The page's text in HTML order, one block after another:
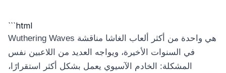
```html
Wuthering Waves هي واحدة من أكثر ألعاب الغاشا مناقشة
في السنوات الأخيرة، ويواجه العديد من اللاعبين نفس
المشكلة: الخادم الآسيوي يعمل بشكل أكثر استقرارًا،